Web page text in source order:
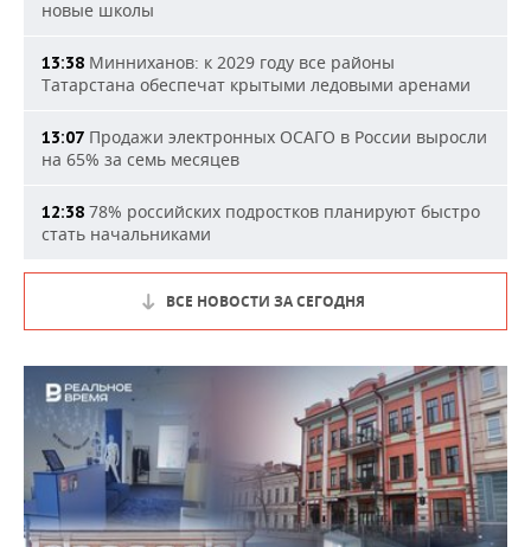
новые школы
13:38 Минниханов: к 2029 году все районы
Татарстана обеспечат крытыми ледовыми аренами
13:07 Продажи электронных ОСАГО в России выросли
на 65% за семь месяцев
12:38 78% российских подростков планируют быстро
стать начальниками
ВСЕ НОВОСТИ ЗА СЕГОДНЯ